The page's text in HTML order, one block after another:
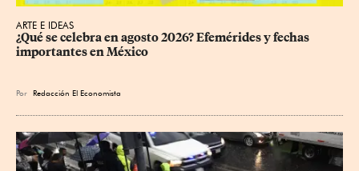
ARTE E IDEAS
¿Qué se celebra en agosto 2026? Efemérides y fechas
importantes en México
Por Redacción El Economista